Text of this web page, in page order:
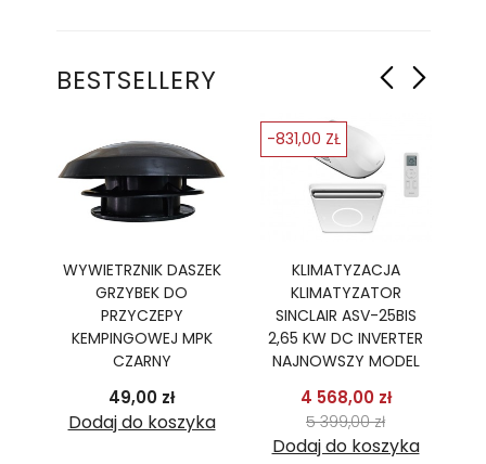
BESTSELLERY
WYWIETRZNIK DASZEK
GRZYBEK DO
PRZYCZEPY
KEMPINGOWEJ MPK
CZARNY
49,00 złCena
Dodaj do koszyka
KLIMATYZACJA
KLIMATYZATOR
SINCLAIR ASV-25BIS
2,65 KW DC INVERTER
NAJNOWSZY MODEL
4 568,00 złCena
5 399,00 złCena
Dodaj do koszyka
-831,00 ZŁ